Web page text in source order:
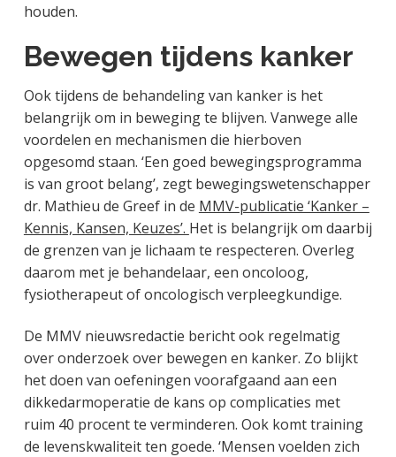
houden.
Bewegen tijdens kanker
Ook tijdens de behandeling van kanker is het
belangrijk om in beweging te blijven. Vanwege alle
voordelen en mechanismen die hierboven
opgesomd staan. ‘Een goed bewegingsprogramma
is van groot belang’, zegt bewegingswetenschapper
dr. Mathieu de Greef in de MMV-publicatie ‘Kanker –
Kennis, Kansen, Keuzes’. Het is belangrijk om daarbij
de grenzen van je lichaam te respecteren. Overleg
daarom met je behandelaar, een oncoloog,
fysiotherapeut of oncologisch verpleegkundige.
De MMV nieuwsredactie bericht ook regelmatig
over onderzoek over bewegen en kanker. Zo blijkt
het doen van oefeningen voorafgaand aan een
dikkedarmoperatie de kans op complicaties met
ruim 40 procent te verminderen. Ook komt training
de levenskwaliteit ten goede. ‘Mensen voelden zich